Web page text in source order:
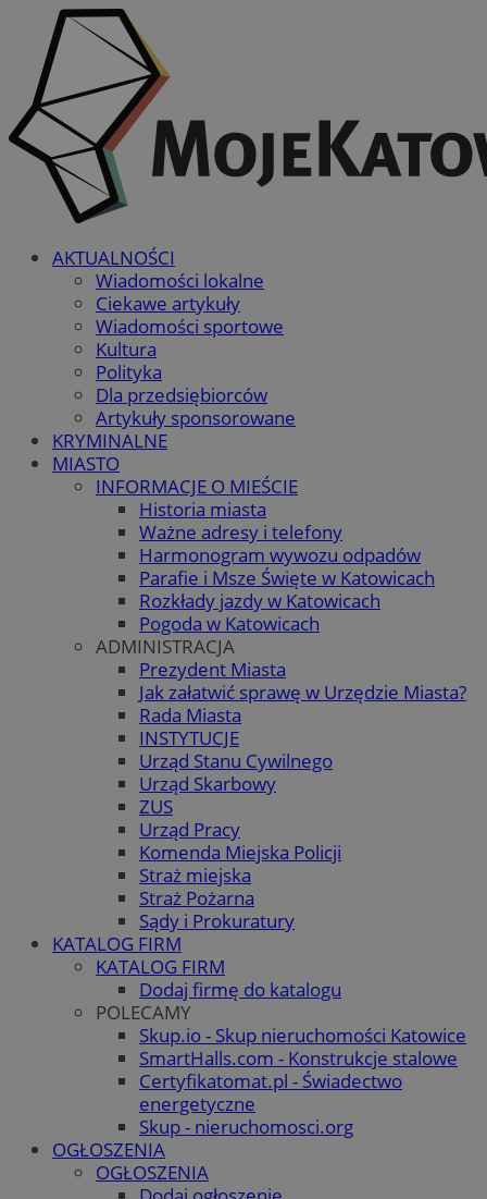
AKTUALNOŚCI
Wiadomości lokalne
Ciekawe artykuły
Wiadomości sportowe
Kultura
Polityka
Dla przedsiębiorców
Artykuły sponsorowane
KRYMINALNE
MIASTO
INFORMACJE O MIEŚCIE
Historia miasta
Ważne adresy i telefony
Harmonogram wywozu odpadów
Parafie i Msze Święte w Katowicach
Rozkłady jazdy w Katowicach
Pogoda w Katowicach
ADMINISTRACJA
Prezydent Miasta
Jak załatwić sprawę w Urzędzie Miasta?
Rada Miasta
INSTYTUCJE
Urząd Stanu Cywilnego
Urząd Skarbowy
ZUS
Urząd Pracy
Komenda Miejska Policji
Straż miejska
Straż Pożarna
Sądy i Prokuratury
KATALOG FIRM
KATALOG FIRM
Dodaj firmę do katalogu
POLECAMY
Skup.io - Skup nieruchomości Katowice
SmartHalls.com - Konstrukcje stalowe
Certyfikatomat.pl - Świadectwo
energetyczne
Skup - nieruchomosci.org
OGŁOSZENIA
OGŁOSZENIA